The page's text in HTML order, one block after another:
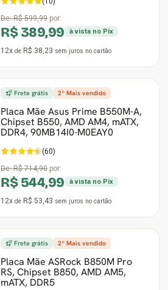
De:R$ 599,99 por:
R$ 389,99 à vista no Pix
12x de R$ 38,23 sem juros no cartão
Frete grátis 2º Mais vendido
Placa Mãe Asus Prime B550M-A,
Chipset B550, AMD AM4, mATX,
DDR4, 90MB14I0-M0EAY0
(60)
De:R$ 714,90 por:
R$ 544,99 à vista no Pix
12x de R$ 53,43 sem juros no cartão
Frete grátis 2º Mais vendido
Placa Mãe ASRock B850M Pro
RS, Chipset B850, AMD AM5,
mATX, DDR5